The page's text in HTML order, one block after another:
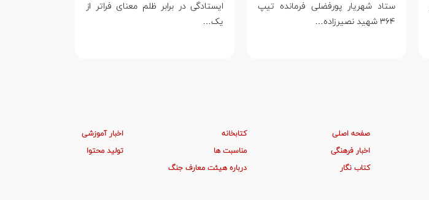
ستاد شهریار پورفضلی فرمانده تیپ
۳۶۴ شهید نصیرزاده…
ایستادگی در برابر ظلم معنای فراتر از
یک…
صفحه اصلی کتابخانه
اخبار آموزشی
اخبار فرهنگی
مناسبت ها
تولید محتوا
کتاب نگار
درباره هیئت معارف جنگ